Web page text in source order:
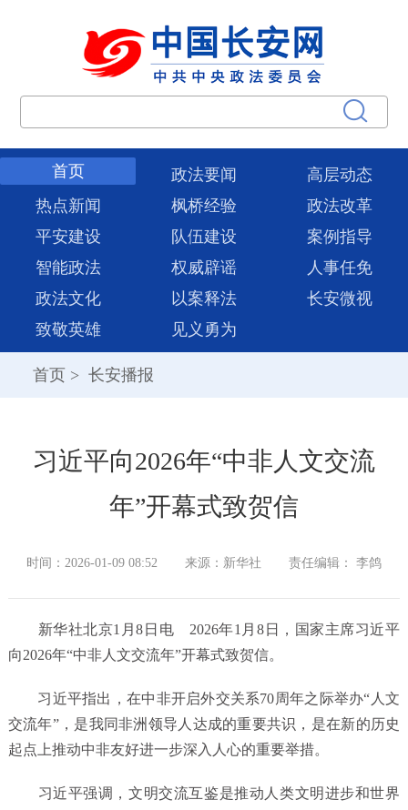
首页 政法要闻
高层动态
热点新闻
枫桥经验
政法改革
平安建设
队伍建设
案例指导
智能政法
权威辟谣
人事任免
政法文化
以案释法
长安微视
致敬英雄
见义勇为
首页 > 长安播报
习近平向2026年“中非人文交流
年”开幕式致贺信
时间：2026-01-09 08:52 来源：新华社 责任编辑： 李鸽
新华社北京1月8日电 2026年1月8日，国家主席习近平
向2026年“中非人文交流年”开幕式致贺信。
习近平指出，在中非开启外交关系70周年之际举办“人文
交流年”，是我同非洲领导人达成的重要共识，是在新的历史
起点上推动中非友好进一步深入人心的重要举措。
习近平强调，文明交流互鉴是推动人类文明进步和世界